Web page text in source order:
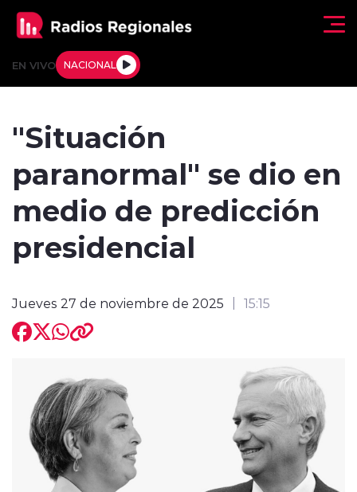
EN VIVO NACIONAL
Tendencias
Deportes
Regiones al Aire
Entrevistas
modo claro
"Situación
paranormal" se dio en
medio de predicción
presidencial
Jueves 27 de noviembre de 2025 15:15